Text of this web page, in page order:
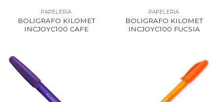
PAPELERIA
BOLIGRAFO KILOMET
INCJOYC100 CAFE
PAPELERIA
BOLIGRAFO KILOMET
INCJOYC100 FUCSIA